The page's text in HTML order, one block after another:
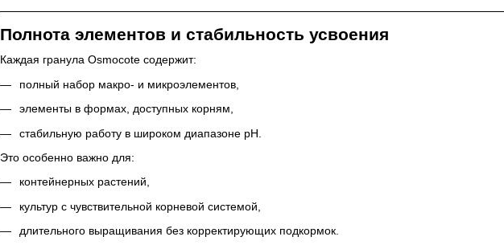
Полнота элементов и стабильность усвоения
Каждая гранула Osmocote содержит:
полный набор макро- и микроэлементов,
элементы в формах, доступных корням,
стабильную работу в широком диапазоне pH.
Это особенно важно для:
контейнерных растений,
культур с чувствительной корневой системой,
длительного выращивания без корректирующих подкормок.